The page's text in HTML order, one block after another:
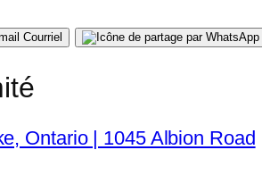
Courriel
Ontario | 1045 Albion Road